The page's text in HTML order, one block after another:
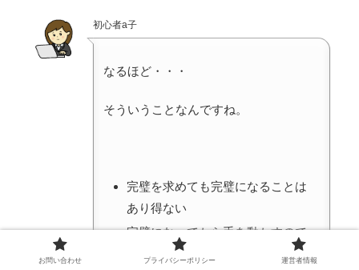
初心者a子
なるほど・・・
そういうことなんですね。
完璧を求めても完璧になることは
あり得ない
完璧になってから手を動かすので
はサイトは量産できない
お問い合わせ プライバシーポリシー 運営者情報